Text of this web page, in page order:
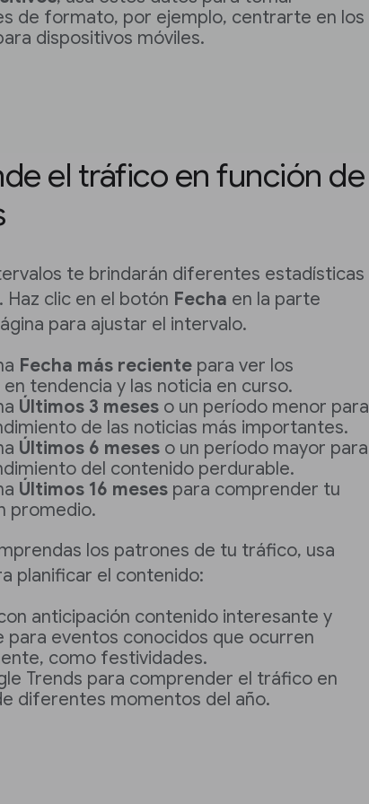
de formato, por ejemplo, centrarte en los
dispositivos móviles.
el tráfico en función de
te brindarán diferentes estadísticas
clic en el botón Fecha en la parte
para ajustar el intervalo.
Fecha más reciente para ver los
tendencia y las noticia en curso.
Últimos 3 meses o un período menor para
de las noticias más importantes.
Últimos 6 meses o un período mayor para
del contenido perdurable.
Últimos 16 meses para comprender tu
promedio.
los patrones de tu tráfico, usa
planificar el contenido:
anticipación contenido interesante y
para eventos conocidos que ocurren
como festividades.
Trends para comprender el tráfico en
diferentes momentos del año.